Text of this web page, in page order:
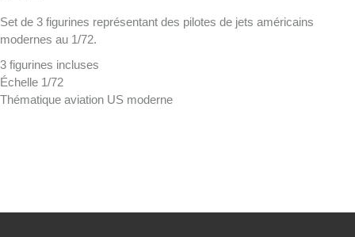
Set de 3 figurines représentant des pilotes de jets américains
modernes au 1/72.
3 figurines incluses
Échelle 1/72
Thématique aviation US moderne